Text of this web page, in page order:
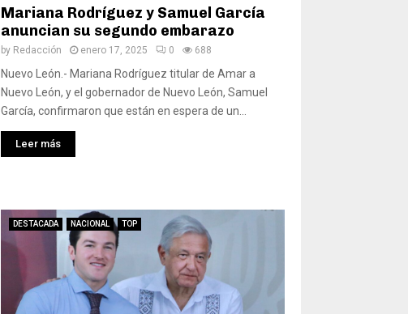
Mariana Rodríguez y Samuel García
anuncian su segundo embarazo
by Redacción enero 17, 2025 0 688
Nuevo León.- Mariana Rodríguez titular de Amar a
Nuevo León, y el gobernador de Nuevo León, Samuel
García, confirmaron que están en espera de un...
Leer más
DESTACADA NACIONAL TOP